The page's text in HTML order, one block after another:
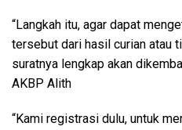
“Langkah itu, agar dapat
tersebut dari hasil curian atau
suratnya lengkap akan
AKBP Alith
“Kami registrasi dulu, untuk